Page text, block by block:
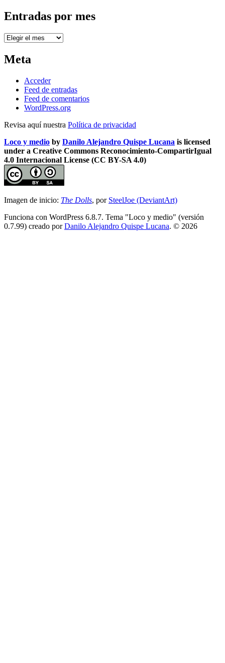
Entradas por mes
Entradas
mes
Meta
Acceder
Feed de entradas
Feed de comentarios
WordPress.org
Revisa aquí nuestra Política de privacidad
Loco y medio by Danilo Alejandro Quispe Lucana is licensed
under a Creative Commons Reconocimiento-CompartirIgual
4.0 Internacional License (CC BY-SA 4.0)
Imagen de inicio: The Dolls, por SteelJoe (DeviantArt)
Funciona con WordPress 6.8.7. Tema "Loco y medio" (versión
0.7.99) creado porDanilo Alejandro Quispe Lucana. © 2026